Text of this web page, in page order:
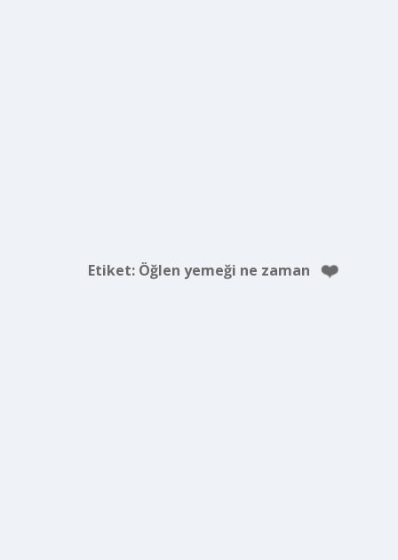
Etiket: Öğlen yemeği ne zaman